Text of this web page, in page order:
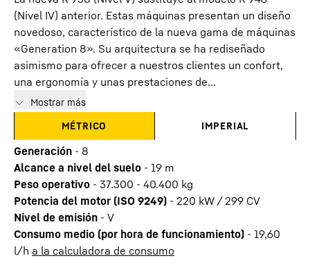
(Nivel IV) anterior. Estas máquinas presentan un diseño
novedoso, característico de la nueva gama de máquinas
«Generation 8». Su arquitectura se ha rediseñado
asimismo para ofrecer a nuestros clientes un confort,
una ergonomía y unas prestaciones de...
Mostrar más
MÉTRICO
IMPERIAL
Generación - 8
Alcance a nivel del suelo - 19 m
Peso operativo - 37.300 - 40.400 kg
Potencia del motor (ISO 9249) - 220 kW / 299 CV
Nivel de emisión - V
Consumo medio (por hora de funcionamiento) - 19,60
l/h a la calculadora de consumo